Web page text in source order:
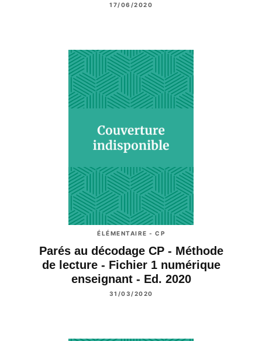
17/06/2020
ÉLÉMENTAIRE - CP
Parés au décodage CP - Méthode
de lecture - Fichier 1 numérique
enseignant - Ed. 2020
31/03/2020